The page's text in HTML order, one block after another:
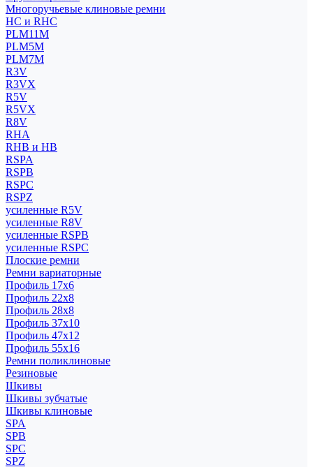
Многоручьевые клиновые ремни
HC и RHC
PLM11M
PLM5M
PLM7M
R3V
R3VX
R5V
R5VX
R8V
RHA
RHB и HB
RSPA
RSPB
RSPC
RSPZ
усиленные R5V
усиленные R8V
усиленные RSPB
усиленные RSPC
Плоские ремни
Ремни вариаторные
Профиль 17x6
Профиль 22x8
Профиль 28x8
Профиль 37x10
Профиль 47x12
Профиль 55x16
Ремни поликлиновые
Резиновые
Шкивы
Шкивы зубчатые
Шкивы клиновые
SPA
SPB
SPC
SPZ